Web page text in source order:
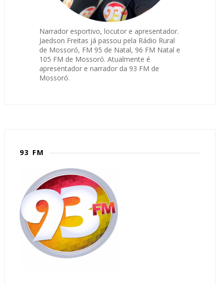
Narrador esportivo, locutor e apresentador.
Jaedson Freitas já passou pela Rádio Rural
de Mossoró, FM 95 de Natal, 96 FM Natal e
105 FM de Mossoró. Atualmente é
apresentador e narrador da 93 FM de
Mossoró.
93 FM